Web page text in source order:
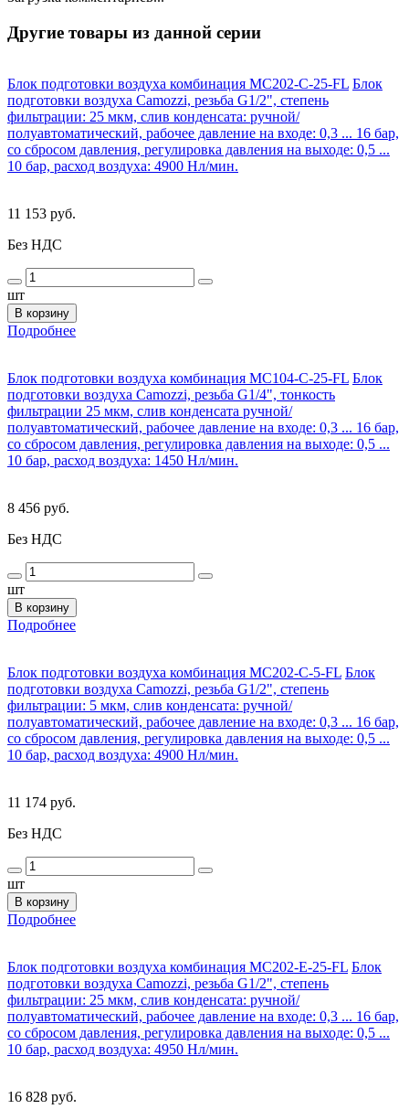
Другие товары из данной серии
Блок подготовки воздуха комбинация MC202-C-25-FL Блок
подготовки воздуха Camozzi, резьба G1/2", степень
фильтрации: 25 мкм, слив конденсата: ручной/
полуавтоматический, рабочее давление на входе: 0,3 ... 16 бар,
со сбросом давления, регулировка давления на выходе: 0,5 ...
10 бар, расход воздуха: 4900 Нл/мин.
11 153 руб.
Без НДС
шт
В корзину
Подробнее
Блок подготовки воздуха комбинация MC104-C-25-FL Блок
подготовки воздуха Camozzi, резьба G1/4", тонкость
фильтрации 25 мкм, слив конденсата ручной/
полуавтоматический, рабочее давление на входе: 0,3 ... 16 бар,
со сбросом давления, регулировка давления на выходе: 0,5 ...
10 бар, расход воздуха: 1450 Нл/мин.
8 456 руб.
Без НДС
шт
В корзину
Подробнее
Блок подготовки воздуха комбинация MC202-C-5-FL Блок
подготовки воздуха Camozzi, резьба G1/2", степень
фильтрации: 5 мкм, слив конденсата: ручной/
полуавтоматический, рабочее давление на входе: 0,3 ... 16 бар,
со сбросом давления, регулировка давления на выходе: 0,5 ...
10 бар, расход воздуха: 4900 Нл/мин.
11 174 руб.
Без НДС
шт
В корзину
Подробнее
Блок подготовки воздуха комбинация MC202-E-25-FL Блок
подготовки воздуха Camozzi, резьба G1/2", степень
фильтрации: 25 мкм, слив конденсата: ручной/
полуавтоматический, рабочее давление на входе: 0,3 ... 16 бар,
со сбросом давления, регулировка давления на выходе: 0,5 ...
10 бар, расход воздуха: 4950 Нл/мин.
16 828 руб.